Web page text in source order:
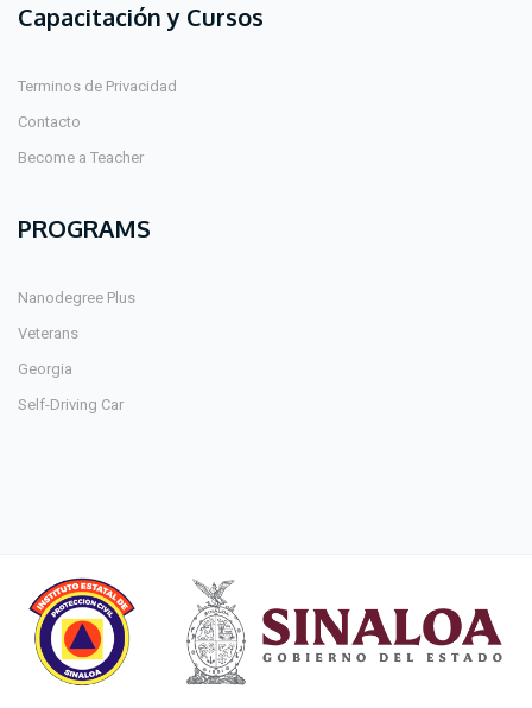
Capacitación y Cursos
Terminos de Privacidad
Contacto
Become a Teacher
PROGRAMS
Nanodegree Plus
Veterans
Georgia
Self-Driving Car